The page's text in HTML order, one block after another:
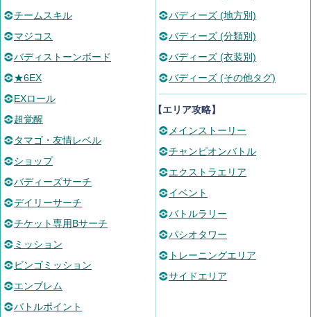
チームスキル
マジコス
バディストーンボード
★6EX
EXロール
超覚醒
タマゴ・友情レベル
ショップ
バディーズサーチ
デイリーサーチ
チケット専用Bサーチ
ミッション
ビンゴミッション
エンブレム
バトルポイント
バディーズ (地方別)
バディーズ (分類別)
バディーズ (衣装別)
バディーズ (その他タグ)
【エリア攻略】
メインストーリー
チャンピオンバトル
エクストラエリア
イベント
バトルラリー
パシオタワー
トレーニングエリア
サイドエリア